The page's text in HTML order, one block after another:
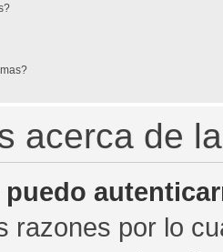
acerca de
razones por lo